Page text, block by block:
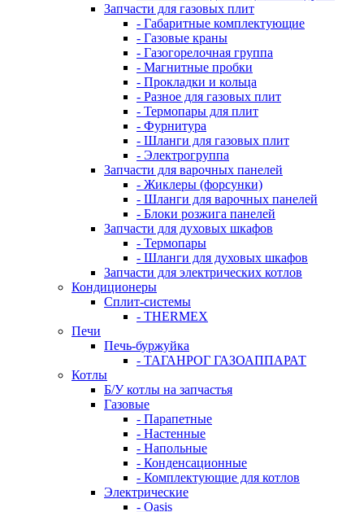
Запчасти для газовых плит
- Габаритные комплектующие
- Газовые краны
- Газогорелочная группа
- Магнитные пробки
- Прокладки и кольца
- Разное для газовых плит
- Термопары для плит
- Фурнитура
- Шланги для газовых плит
- Электрогруппа
Запчасти для варочных панелей
- Жиклеры (форсунки)
- Шланги для варочных панелей
- Блоки розжига панелей
Запчасти для духовых шкафов
- Термопары
- Шланги для духовых шкафов
Запчасти для электрических котлов
Кондиционеры
Сплит-системы
- THERMEX
Печи
Печь-буржуйка
- ТАГАНРОГ ГАЗОАППАРАТ
Котлы
Б/У котлы на запчастья
Газовые
- Парапетные
- Настенные
- Напольные
- Конденсационные
- Комплектующие для котлов
Электрические
- Oasis